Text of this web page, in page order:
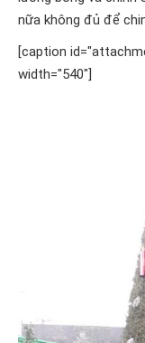
nữa không đủ để
[caption
width="540"]